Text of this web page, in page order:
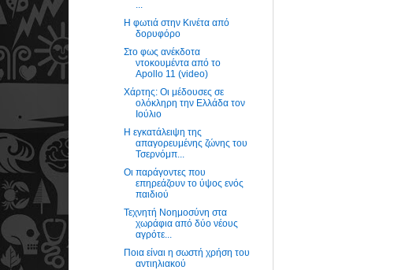
Η φωτιά στην Κινέτα από
δορυφόρο
Στο φως ανέκδοτα
ντοκουμέντα από το
Apollo 11 (video)
Χάρτης: Οι μέδουσες σε
ολόκληρη την Ελλάδα τον
Ιούλιο
Η εγκατάλειψη της
απαγορευμένης ζώνης του
Τσερνόμπ...
Οι παράγοντες που
επηρεάζουν το ύψος ενός
παιδιού
Τεχνητή Νοημοσύνη στα
χωράφια από δύο νέους
αγρότε...
Ποια είναι η σωστή χρήση του
αντιηλιακού